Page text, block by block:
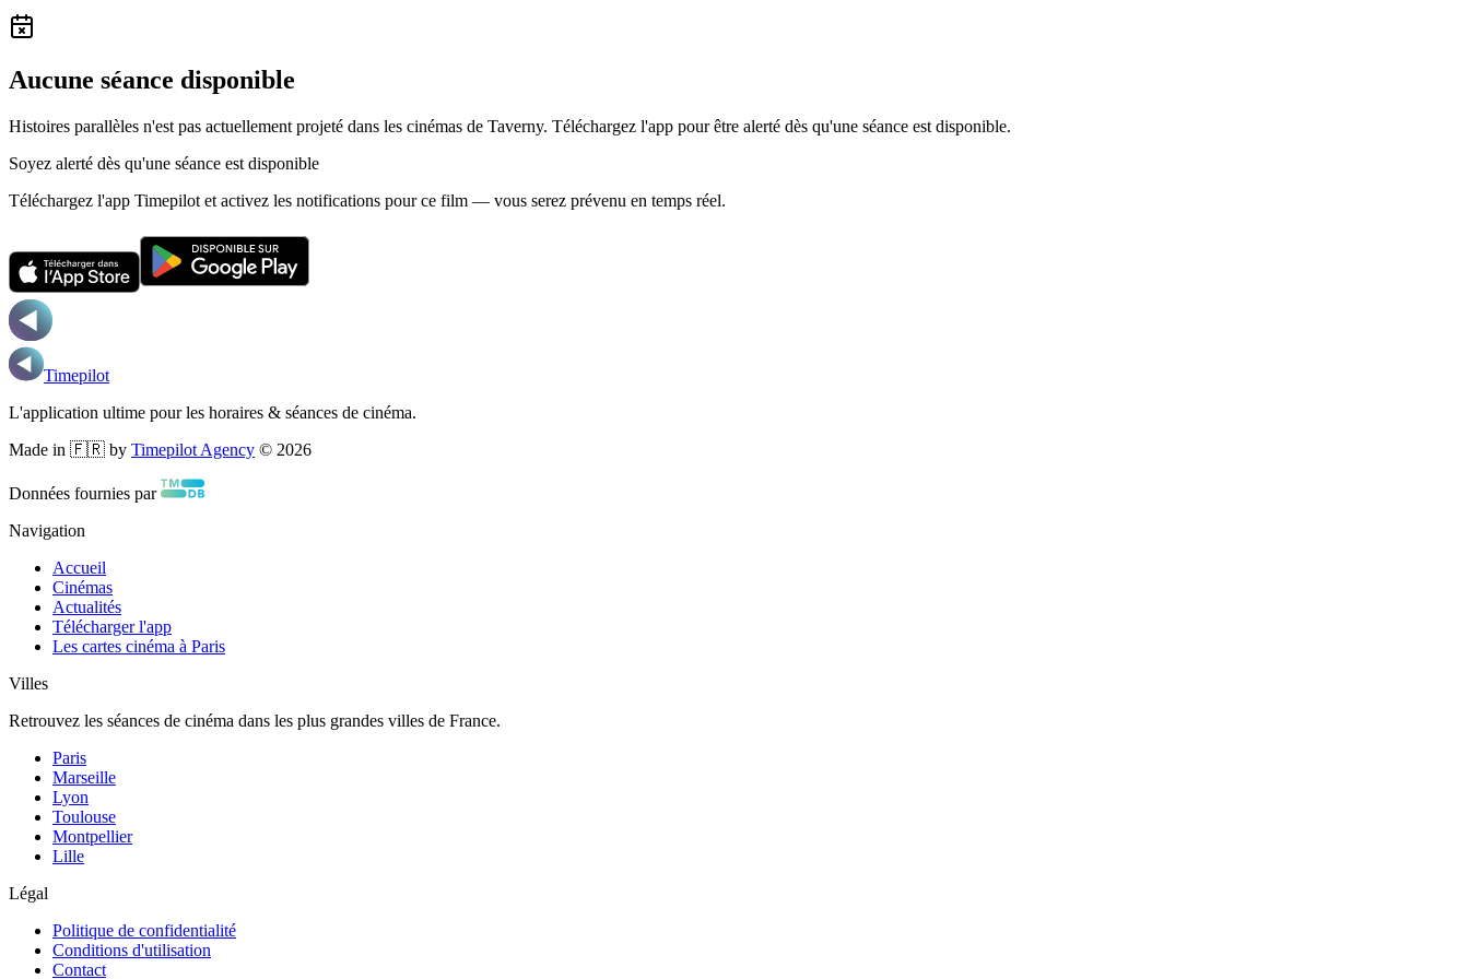
Aucune séance disponible
Histoires parallèles n'est pas actuellement projeté dans les cinémas de Taverny. Téléchargez l'app pour être alerté dès qu'une séance est disponible.
Soyez alerté dès qu'une séance est disponible
Téléchargez l'app Timepilot et activez les notifications pour ce film — vous serez prévenu en temps réel.
Timepilot
L'application ultime pour les horaires & séances de cinéma.
Made in 🇫🇷 by Timepilot Agency © 2026
Données fournies par
Navigation
Accueil
Cinémas
Actualités
Télécharger l'app
Les cartes cinéma à Paris
Villes
Retrouvez les séances de cinéma dans les plus grandes villes de France.
Paris
Marseille
Lyon
Toulouse
Montpellier
Lille
Légal
Politique de confidentialité
Conditions d'utilisation
Contact